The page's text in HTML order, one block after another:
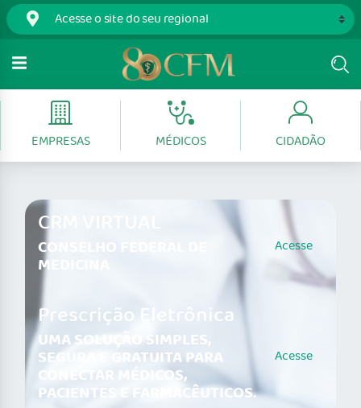
EMPRESAS MÉDICOS CIDADÃO
CRM VIRTUAL
CONSELHO FEDERAL DE
MEDICINA
Acesse
Prescrição Eletrônica
UMA SOLUÇÃO SIMPLES,
SEGURA E GRATUITA PARA
CONECTAR MÉDICOS,
PACIENTES E FARMACÊUTICOS.
Acesse